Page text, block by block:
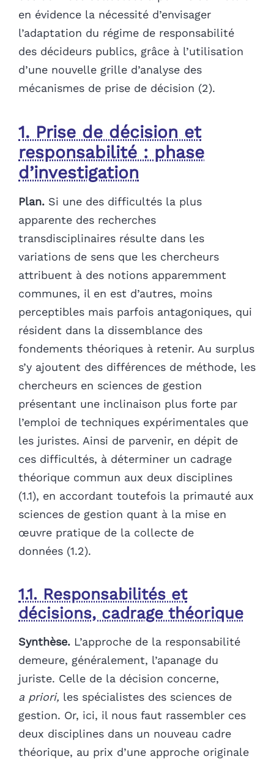
en évidence la nécessité d’envisager
l’adaptation du régime de responsabilité
des décideurs publics, grâce à l’utilisation
d’une nouvelle grille d’analyse des
mécanismes de prise de décision (2).
1. Prise de décision et
responsabilité : phase
d’investigation
Plan. Si une des difficultés la plus
apparente des recherches
transdisciplinaires résulte dans les
variations de sens que les chercheurs
attribuent à des notions apparemment
communes, il en est d’autres, moins
perceptibles mais parfois antagoniques, qui
résident dans la dissemblance des
fondements théoriques à retenir. Au surplus
s’y ajoutent des différences de méthode, les
chercheurs en sciences de gestion
présentant une inclinaison plus forte par
l’emploi de techniques expérimentales que
les juristes. Ainsi de parvenir, en dépit de
ces difficultés, à déterminer un cadrage
théorique commun aux deux disciplines
(1.1), en accordant toutefois la primauté aux
sciences de gestion quant à la mise en
œuvre pratique de la collecte de
données (1.2).
1.1. Responsabilités et
décisions, cadrage théorique
Synthèse. L’approche de la responsabilité
demeure, généralement, l’apanage du
juriste. Celle de la décision concerne,
a priori, les spécialistes des sciences de
gestion. Or, ici, il nous faut rassembler ces
deux disciplines dans un nouveau cadre
théorique, au prix d’une approche originale